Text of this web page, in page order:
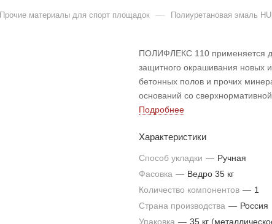
Прочие материалы для спорт площадок — Полиуретановая эмаль
ПОЛИФЛЕКС 110 применяется
защитного окрашивания новых
бетонных полов и прочих
оснований со сверхнормативной
влажностью. Применяется также
конструкций, лестниц,
Основные области применения:
коммерческой недвижимости,
производственные помещения
Подробнее
Характеристики
Способ укладки — Ручная
Фасовка — Ведро 35 кг
Количество компонентов — 1
Страна производства — Россия
Упаковка — 35 кг